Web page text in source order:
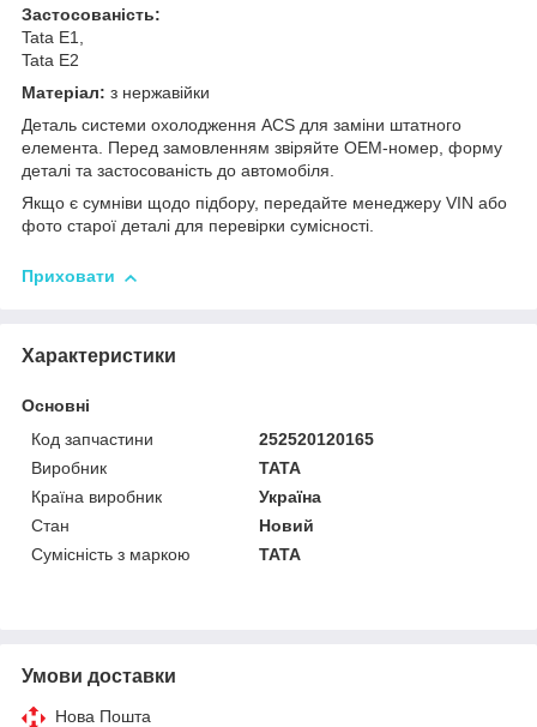
Застосованість:
Tata Е1,
Tata Е2
Матеріал: з нержавійки
Деталь системи охолодження ACS для заміни штатного
елемента. Перед замовленням звіряйте OEM-номер, форму
деталі та застосованість до автомобіля.
Якщо є сумніви щодо підбору, передайте менеджеру VIN або
фото старої деталі для перевірки сумісності.
Приховати
Характеристики
Основні
Код запчастини
252520120165
Виробник
TATA
Країна виробник
Україна
Стан
Новий
Сумісність з маркою
TATA
Умови доставки
Нова Пошта